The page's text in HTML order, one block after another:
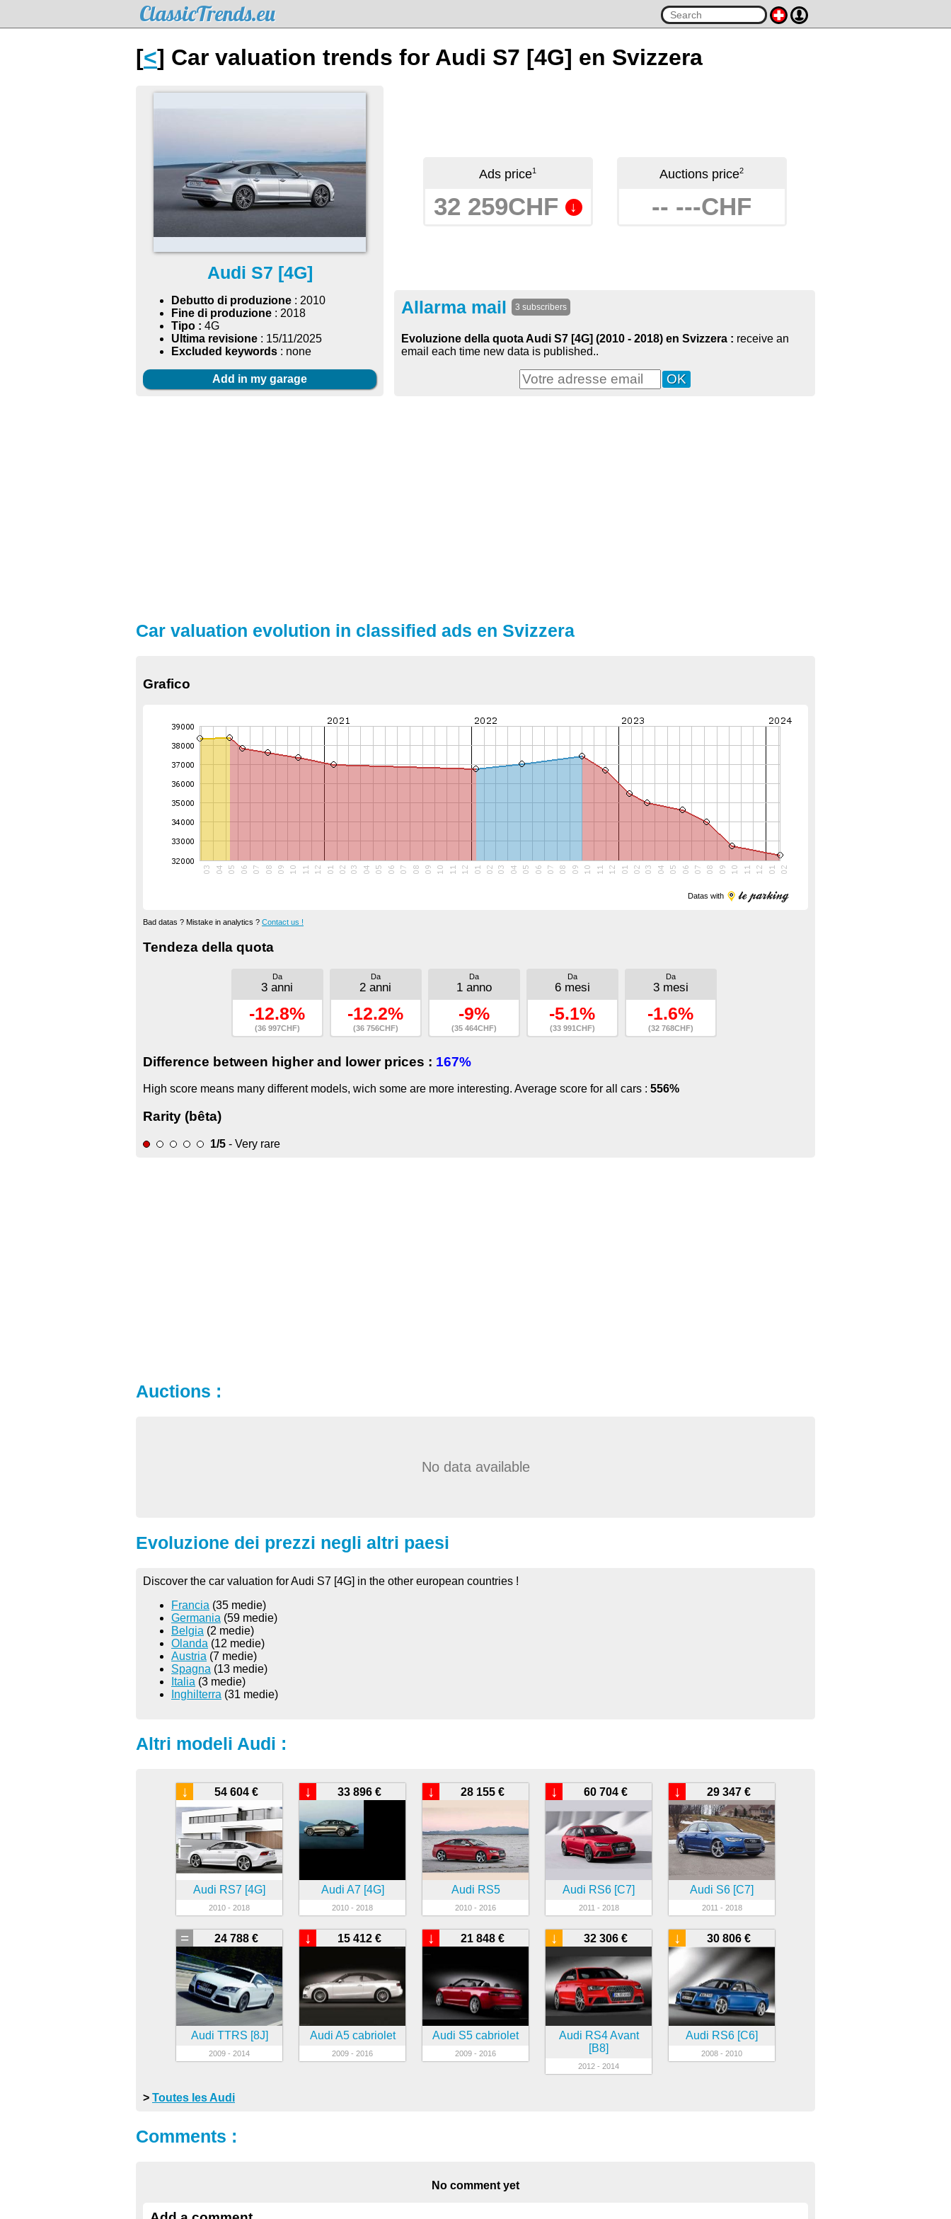
ClassicTrends.eu
[<] Car valuation trends for Audi S7 [4G] en Svizzera
Audi S7 [4G]
Debutto di produzione : 2010
Fine di produzione : 2018
Tipo : 4G
Ultima revisione : 15/11/2025
Excluded keywords : none
Add in my garage
Ads price1
32 259CHF ↓
Auctions price2
-- ---CHF
Allarma mail 3 subscribers
Evoluzione della quota Audi S7 [4G] (2010 - 2018) en Svizzera : receive an
email each time new data is published..
Car valuation evolution in classified ads en Svizzera
Grafico
Datas with
Bad datas ? Mistake in analytics ? Contact us !
Tendeza della quota
Da
3 anni
-12.8%
(36 997CHF)
Da
2 anni
-12.2%
(36 756CHF)
Da
1 anno
-9%
(35 464CHF)
Da
6 mesi
-5.1%
(33 991CHF)
Da
3 mesi
-1.6%
(32 768CHF)
Difference between higher and lower prices : 167%
High score means many different models, wich some are more interesting. Average score for all cars : 556%
Rarity (bêta)
1/5 - Very rare
Auctions :
No data available
Evoluzione dei prezzi negli altri paesi
Discover the car valuation for Audi S7 [4G] in the other european countries !
Francia (35 medie)
Germania (59 medie)
Belgia (2 medie)
Olanda (12 medie)
Austria (7 medie)
Spagna (13 medie)
Italia (3 medie)
Inghilterra (31 medie)
Altri modeli Audi :
54 604 €
↓
Audi RS7 [4G]
2010 - 2018
33 896 €
↓
Audi A7 [4G]
2010 - 2018
28 155 €
↓
Audi RS5
2010 - 2016
60 704 €
↓
Audi RS6 [C7]
2011 - 2018
29 347 €
↓
Audi S6 [C7]
2011 - 2018
24 788 €
=
Audi TTRS [8J]
2009 - 2014
15 412 €
↓
Audi A5 cabriolet
2009 - 2016
21 848 €
↓
Audi S5 cabriolet
2009 - 2016
32 306 €
↓
Audi RS4 Avant
[B8]
2012 - 2014
30 806 €
↓
Audi RS6 [C6]
2008 - 2010
> Toutes les Audi
Comments :
No comment yet